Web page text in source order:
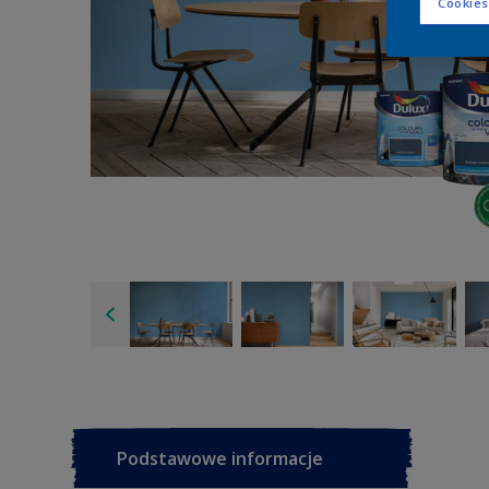
Podstawowe informacje